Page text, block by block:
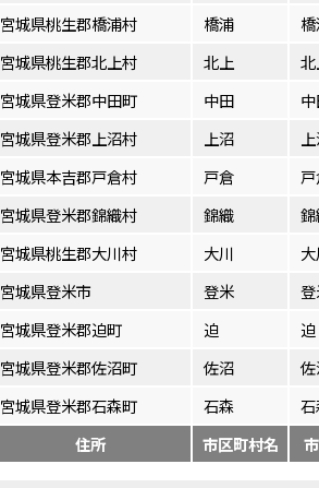
宮城県桃生郡橋浦村 橋浦
宮城県桃生郡北上村 北上
宮城県登米郡中田町 中田
宮城県登米郡上沼村 上沼
宮城県本吉郡戸倉村 戸倉
宮城県登米郡錦織村 錦織
宮城県桃生郡大川村 大川
宮城県登米市 登米
宮城県登米郡迫町 迫
迫
宮城県登米郡佐沼町 佐沼
宮城県登米郡石森町 石森
住所 市区町村名